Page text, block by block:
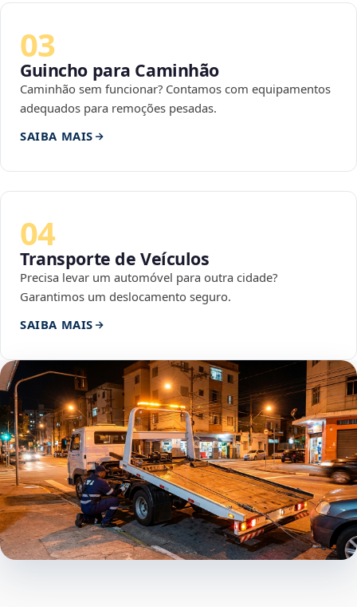
03
Guincho para Caminhão
Caminhão sem funcionar? Contamos com equipamentos
adequados para remoções pesadas.
SAIBA MAIS
04
Transporte de Veículos
Precisa levar um automóvel para outra cidade?
Garantimos um deslocamento seguro.
SAIBA MAIS